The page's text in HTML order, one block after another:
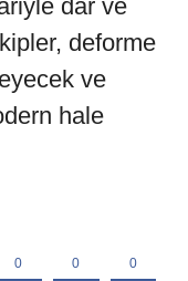
dar ve
deforme
ve
hale